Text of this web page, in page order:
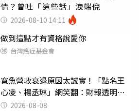
情？曾吐「這些話」洩端倪
2026-08-10 14:11
做到這點才有資格說愛你
台灣癌症基金會
寬魚營收衰退原因太誠實！「點名王
心凌、楊丞琳」網笑翻：財報透明度
滿分2026-08-08